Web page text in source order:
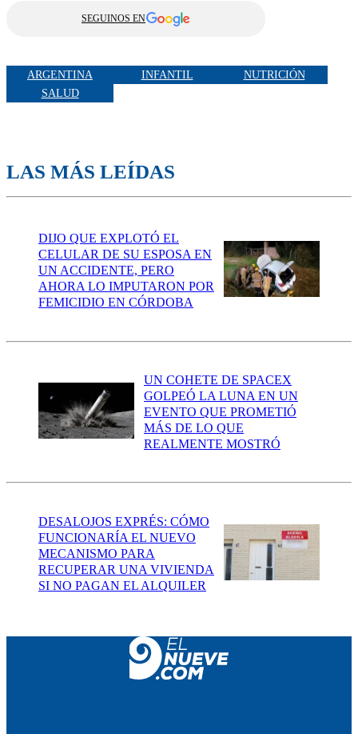
SEGUINOS EN
ARGENTINA INFANTIL
NUTRICIÓN
SALUD
LAS MÁS LEÍDAS
DIJO QUE EXPLOTÓ EL
CELULAR DE SU ESPOSA EN
UN ACCIDENTE, PERO
AHORA LO IMPUTARON POR
FEMICIDIO EN CÓRDOBA
UN COHETE DE SPACEX
GOLPEÓ LA LUNA EN UN
EVENTO QUE PROMETIÓ
MÁS DE LO QUE
REALMENTE MOSTRÓ
DESALOJOS EXPRÉS: CÓMO
FUNCIONARÍA EL NUEVO
MECANISMO PARA
RECUPERAR UNA VIVIENDA
SI NO PAGAN EL ALQUILER